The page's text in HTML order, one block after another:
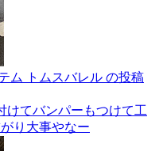
ム トムスバレル の投稿
けてバンパーもつけて工
り大事やなー